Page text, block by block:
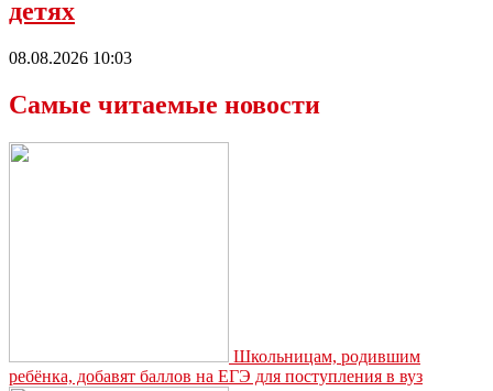
детях
08.08.2026 10:03
Самые читаемые новости
Школьницам, родившим
ребёнка, добавят баллов на ЕГЭ для поступления в вуз